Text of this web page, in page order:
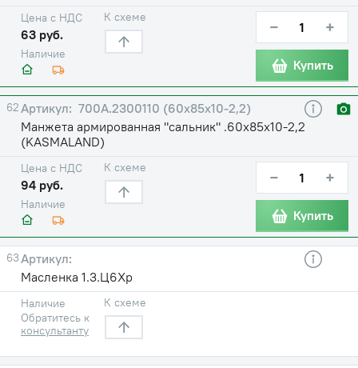
Наличие
Цена с НДС
63 руб.
К схеме − +
Купить
62
700А.2300110 (60х85х10-2,2)
Манжета армированная "сальник" .60х85х10-2,2
(KASMALAND)
Наличие
Цена с НДС
94 руб.
К схеме − +
Купить
63
Масленка 1.3.Ц6Хр
Наличие
Обратитесь к
консультанту
К схеме